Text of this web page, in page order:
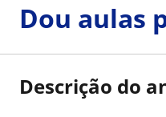
Dou aulas
Descrição do